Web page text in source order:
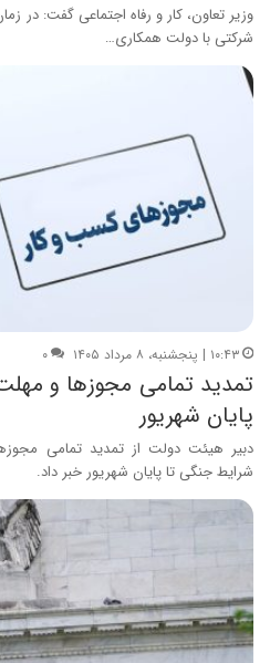
شرکتی با دولت همکاری…
۱۰:۴۳ | پنجشنبه، ۸ مرداد ۱۴۰۵ ۰
تمدید تمامی مجوزها و
پایان شهریور
دبیر هیئت دولت از تمدید تمامی
شرایط جنگی تا پایان شهریور خبر داد.